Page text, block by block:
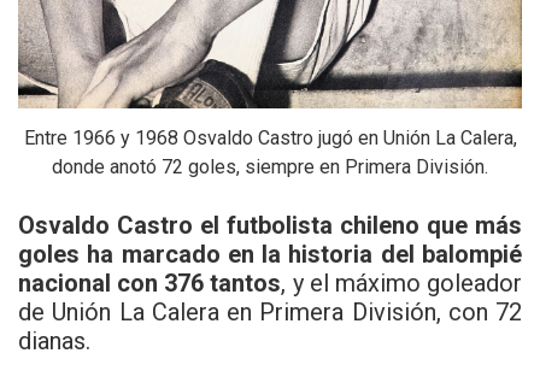
Entre 1966 y 1968 Osvaldo Castro jugó en Unión La Calera,
donde anotó 72 goles, siempre en Primera División.
Osvaldo Castro el futbolista chileno que más
goles ha marcado en la historia del balompié
nacional con 376 tantos, y el máximo goleador
de Unión La Calera en Primera División, con 72
dianas.